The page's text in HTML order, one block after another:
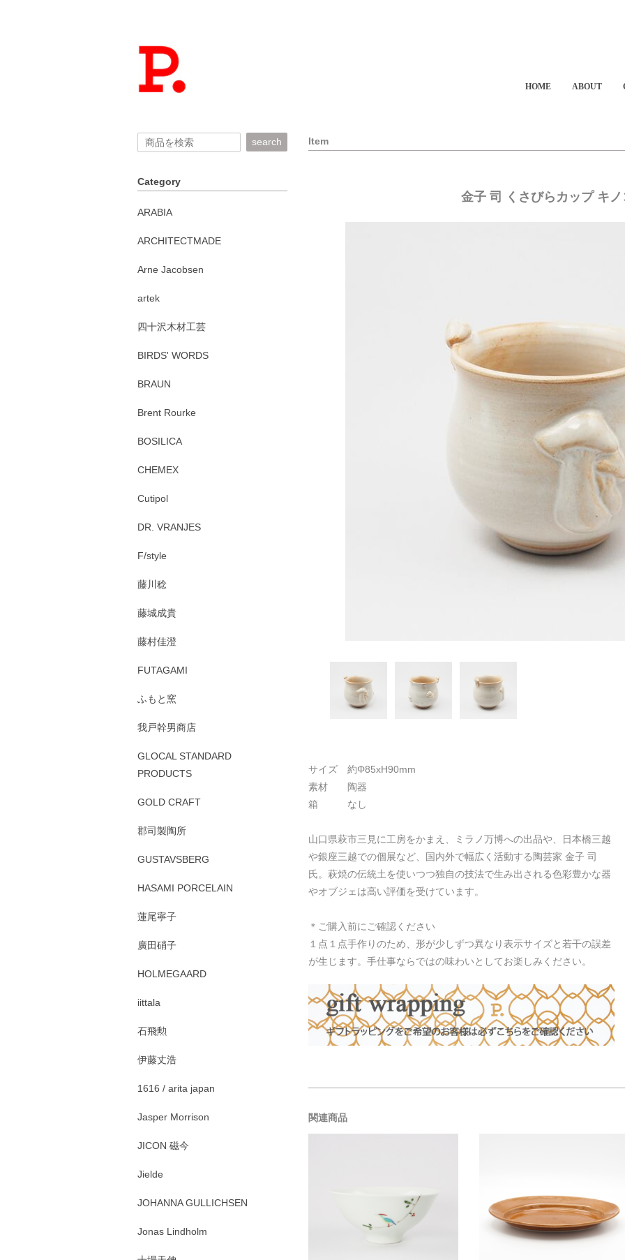
HOME ABOUT
Item
金子 司 くさびらカップ キ
サイズ 約Φ85xH90mm
素材 陶器
箱 なし
山口県萩市三見に工房をかまえ、ミラノ万博への出品や、日本橋三越
や銀座三越での個展など、国内外で幅広く活動する陶芸家 金子 司
氏。萩焼の伝統土を使いつつ独自の技法で生み出される色彩豊かな器
やオブジェは高い評価を受けています。
＊ご購入前にご確認ください
１点１点手作りのため、形が少しずつ異なり表示サイズと若干の誤差
が生じます。手仕事ならではの味わいとしてお楽しみください。
関連商品
search
Category
ARABIA
ARCHITECTMADE
Arne Jacobsen
artek
四十沢木材工芸
BIRDS' WORDS
BRAUN
Brent Rourke
BOSILICA
CHEMEX
Cutipol
DR. VRANJES
F/style
藤川稔
藤城成貴
藤村佳澄
FUTAGAMI
ふもと窯
我戸幹男商店
GLOCAL STANDARD
PRODUCTS
GOLD CRAFT
郡司製陶所
GUSTAVSBERG
HASAMI PORCELAIN
蓮尾寧子
廣田硝子
HOLMEGAARD
iittala
石飛勲
伊藤丈浩
1616 / arita japan
Jasper Morrison
JICON 磁今
Jielde
JOHANNA GULLICHSEN
Jonas Lindholm